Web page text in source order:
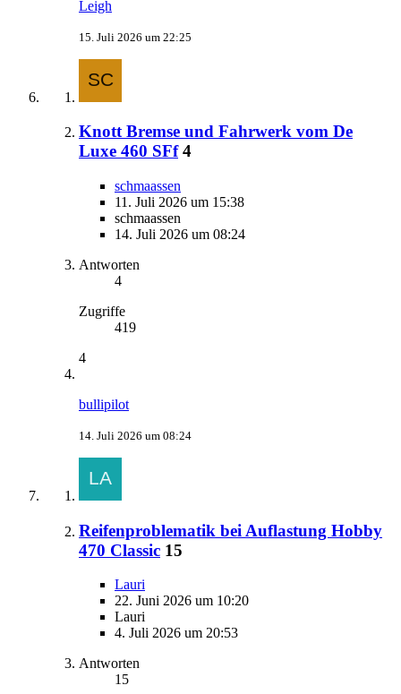
Leigh
15. Juli 2026 um 22:25
Knott Bremse und Fahrwerk vom De
Luxe 460 SFf 4
schmaassen
11. Juli 2026 um 15:38
schmaassen
14. Juli 2026 um 08:24
Antworten
4
Zugriffe
419
4
bullipilot
14. Juli 2026 um 08:24
Reifenproblematik bei Auflastung Hobby
470 Classic 15
Lauri
22. Juni 2026 um 10:20
Lauri
4. Juli 2026 um 20:53
Antworten
15